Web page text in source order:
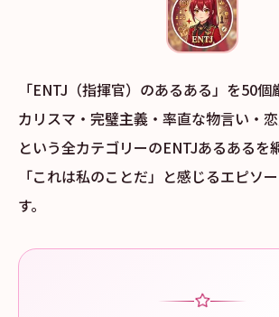
「ENTJ（指揮官）のあるある」を50個
カリスマ・完璧主義・率直な物言い・
という全カテゴリーのENTJあるあるを
「これは私のことだ」と感じるエピソ
す。